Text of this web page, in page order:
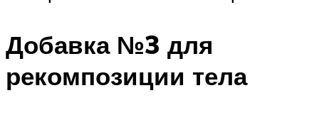
Добавка №3 для
рекомпозиции тела